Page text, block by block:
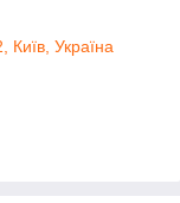
Київ, Україна